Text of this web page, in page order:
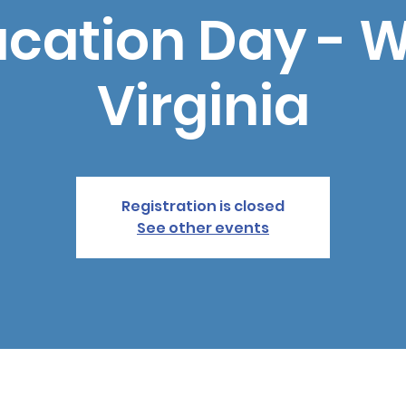
Day -
Virginia
Registration is closed
See other events